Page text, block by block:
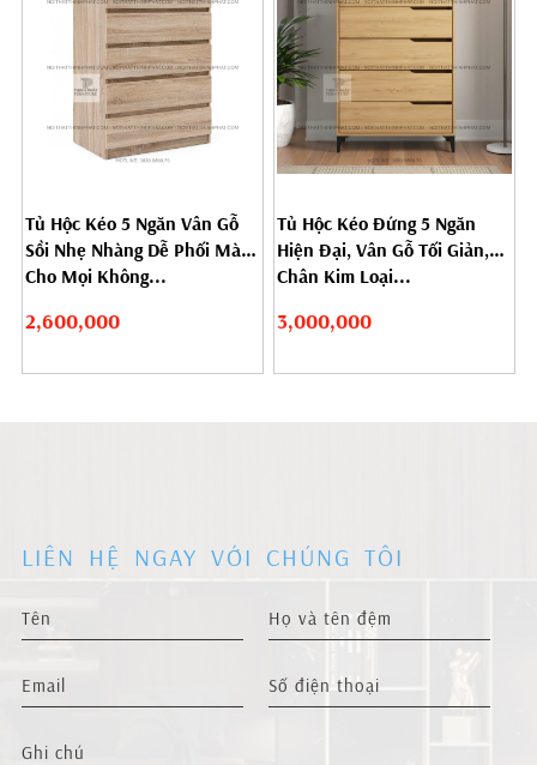
Tủ Hộc Kéo 5 Ngăn Vân Gỗ
Sồi Nhẹ Nhàng Dễ Phối Màu
Cho Mọi Không...
2,600,000
Tủ Hộc Kéo Đứng 5 Ngăn
Hiện Đại, Vân Gỗ Tối Giản,
Chân Kim Loại...
3,000,000
LIÊN HỆ NGAY VỚI CHÚNG TÔI